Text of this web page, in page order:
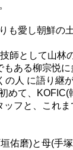
も愛し朝鮮の
師として山林
ある柳宗悦
人 に語り継
めて、KOFIC(
フと、これ
佑磨)と母(手